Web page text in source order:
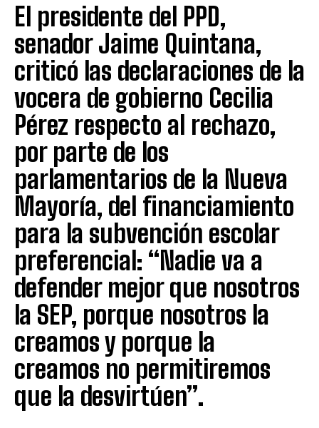
El presidente del PPD,
senador Jaime Quintana,
criticó las declaraciones de la
vocera de gobierno Cecilia
Pérez respecto al rechazo,
por parte de los
parlamentarios de la Nueva
Mayoría, del financiamiento
para la subvención escolar
preferencial: “Nadie va a
defender mejor que nosotros
la SEP, porque nosotros la
creamos y porque la
creamos no permitiremos
que la desvirtúen”.